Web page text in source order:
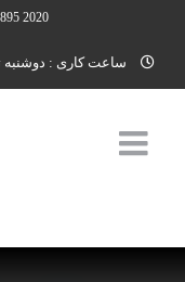
content
2020 895 416
ساعت کاری : دوشنبه تا